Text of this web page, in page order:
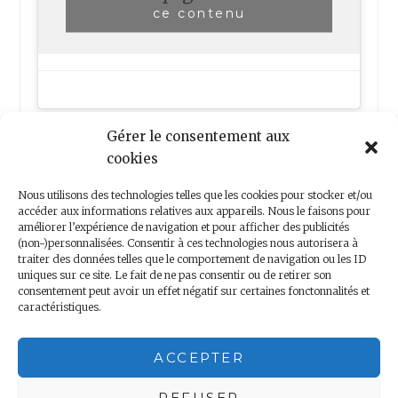
Gérer le consentement aux
cookies
Nous utilisons des technologies telles que les cookies pour stocker et/ou
accéder aux informations relatives aux appareils. Nous le faisons pour
améliorer l’expérience de navigation et pour afficher des publicités
(non-)personnalisées. Consentir à ces technologies nous autorisera à
traiter des données telles que le comportement de navigation ou les ID
uniques sur ce site. Le fait de ne pas consentir ou de retirer son
consentement peut avoir un effet négatif sur certaines fonctonnalités et
caractéristiques.
ACCEPTER
ce contenu
Nous contacter